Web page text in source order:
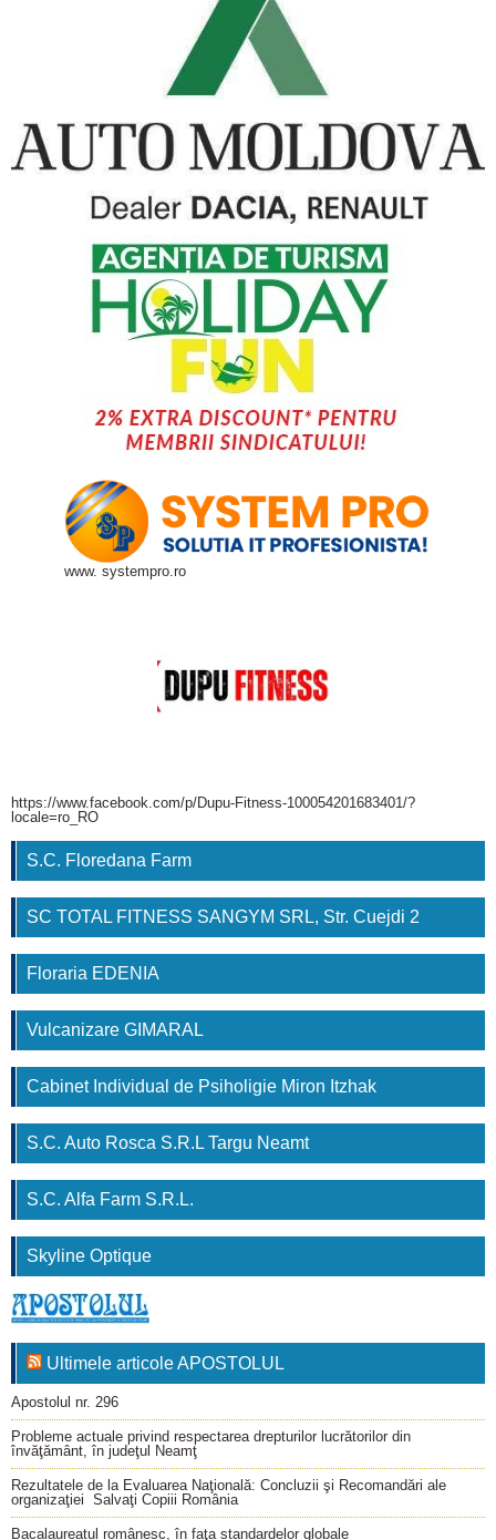
www. systempro.ro
https://www.facebook.com/p/Dupu-Fitness-100054201683401/?
locale=ro_RO
S.C. Floredana Farm
SC TOTAL FITNESS SANGYM SRL, Str. Cuejdi 2
Floraria EDENIA
Vulcanizare GIMARAL
Cabinet Individual de Psiholigie Miron Itzhak
S.C. Auto Rosca S.R.L Targu Neamt
S.C. Alfa Farm S.R.L.
Skyline Optique
Ultimele articole APOSTOLUL
Apostolul nr. 296
Probleme actuale privind respectarea drepturilor lucrătorilor din
învăţământ, în judeţul Neamţ
Rezultatele de la Evaluarea Naţională: Concluzii şi Recomandări ale
organizaţiei Salvaţi Copiii România
Bacalaureatul românesc, în faţa standardelor globale